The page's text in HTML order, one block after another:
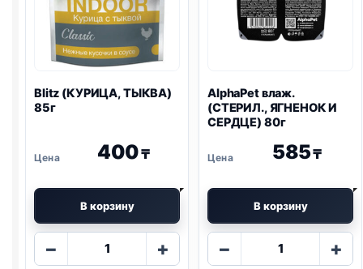
Blitz (КУРИЦА, ТЫКВА)
85г
400₸
В корзину
−
Количество
+
AlphaPet влаж.
(СТЕРИЛ., ЯГНЕНОК И
СЕРДЦЕ) 80г
585₸
В корзину
−
Количество
+